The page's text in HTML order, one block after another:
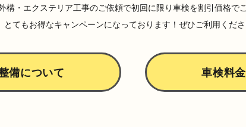
構・エクステリア工事のご依頼で初回に限り車検を割引価格で
とてもお得なキャンペーンになっております！ぜひご利用くださ
備について 車検料